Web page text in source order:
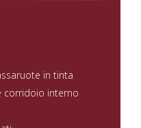
in tinta
corridoio interno